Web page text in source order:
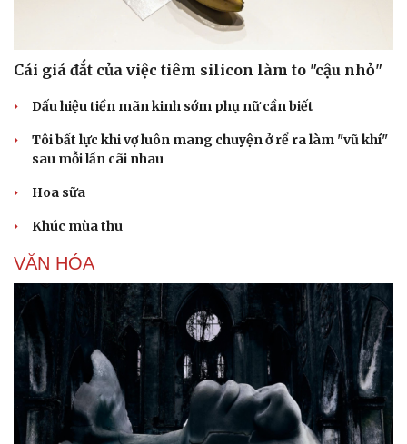
Cái giá đắt của việc tiêm silicon làm to "cậu nhỏ"
Dấu hiệu tiền mãn kinh sớm phụ nữ cần biết
Tôi bất lực khi vợ luôn mang chuyện ở rể ra làm "vũ khí"
sau mỗi lần cãi nhau
Hoa sữa
Khúc mùa thu
VĂN HÓA